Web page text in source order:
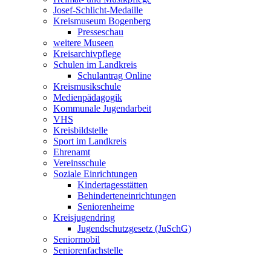
Josef-Schlicht-Medaille
Kreismuseum Bogenberg
Presseschau
weitere Museen
Kreisarchivpflege
Schulen im Landkreis
Schulantrag Online
Kreismusikschule
Medienpädagogik
Kommunale Jugendarbeit
VHS
Kreisbildstelle
Sport im Landkreis
Ehrenamt
Vereinsschule
Soziale Einrichtungen
Kindertagesstätten
Behinderteneinrichtungen
Seniorenheime
Kreisjugendring
Jugendschutzgesetz (JuSchG)
Seniormobil
Seniorenfachstelle